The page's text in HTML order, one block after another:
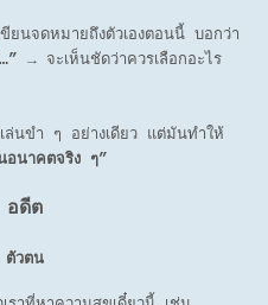
จดหมายถึงตัวเองตอนนี้ บอกว่า
→ จะเห็นชัดว่าควรเลือกอะไร
ขำ ๆ อย่างเดียว แต่มันทำให้
อนาคตจริง ๆ”
ดีต
ตัวตน